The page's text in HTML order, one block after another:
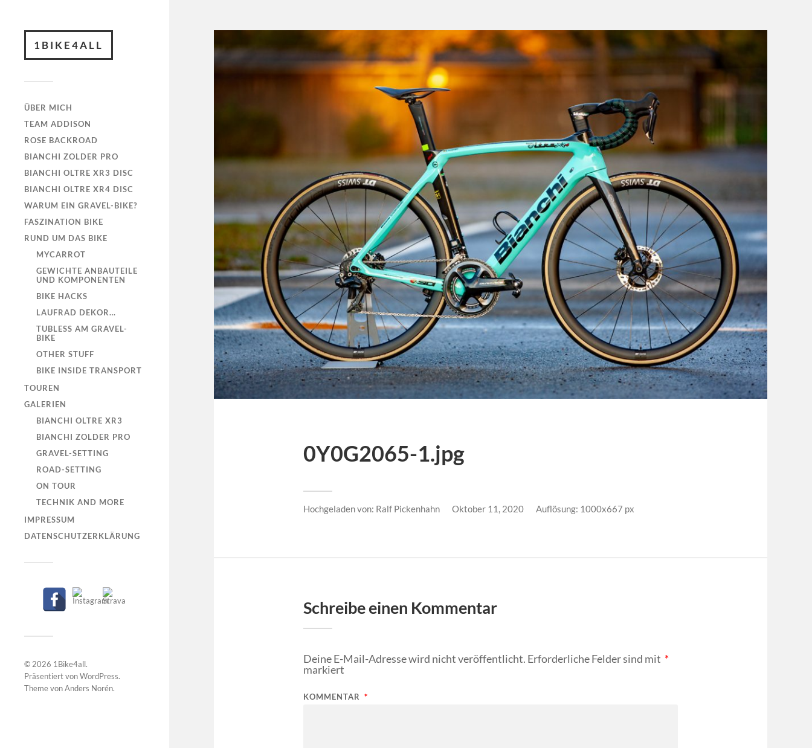
1BIKE4ALL
ÜBER MICH
TEAM ADDISON
ROSE BACKROAD
BIANCHI ZOLDER PRO
BIANCHI OLTRE XR3 DISC
BIANCHI OLTRE XR4 DISC
WARUM EIN GRAVEL-BIKE?
FASZINATION BIKE
RUND UM DAS BIKE
MYCARROT
GEWICHTE ANBAUTEILE
UND KOMPONENTEN
BIKE HACKS
LAUFRAD DEKOR…
TUBLESS AM GRAVEL-
BIKE
OTHER STUFF
BIKE INSIDE TRANSPORT
TOUREN
GALERIEN
BIANCHI OLTRE XR3
BIANCHI ZOLDER PRO
GRAVEL-SETTING
ROAD-SETTING
ON TOUR
TECHNIK AND MORE
IMPRESSUM
DATENSCHUTZERKLÄRUNG
© 2026 1Bike4all.
Präsentiert vonWordPress.
Theme vonAnders Norén.
0Y0G2065-1.jpg
Hochgeladen von: Ralf Pickenhahn Oktober 11, 2020 Auflösung: 1000x667 px
Schreibe einen Kommentar
Deine E-Mail-Adresse wird nicht veröffentlicht. Erforderliche Felder sind mit *
markiert
KOMMENTAR *